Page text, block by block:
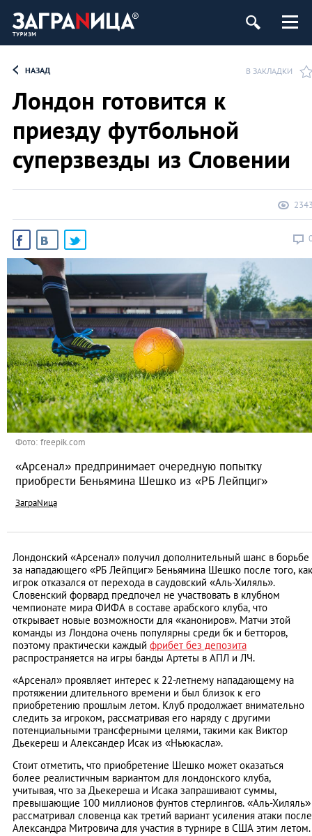
НАЗАД В ЗАКЛАДКИ
Лондон готовится к
приезду футбольной
суперзвезды из Словении
Фото: freepik.com
«Арсенал» предпринимает очередную попытку
приобрести Беньямина Шешко из «РБ Лейпциг»
ЗаграNица
Лондонский «Арсенал» получил дополнительный шанс в борьбе
за нападающего «РБ Лейпциг» Беньямина Шешко после того, как
игрок отказался от перехода в саудовский «Аль-Хиляль».
Словенский форвард предпочел не участвовать в клубном
чемпионате мира ФИФА в составе арабского клуба, что
открывает новые возможности для «канониров». Матчи этой
команды из Лондона очень популярны среди бк и бетторов,
поэтому практически каждый фрибет без депозита
распространяется на игры банды Артеты в АПЛ и ЛЧ.
«Арсенал» проявляет интерес к 22-летнему нападающему на
протяжении длительного времени и был близок к его
приобретению прошлым летом. Клуб продолжает внимательно
следить за игроком, рассматривая его наряду с другими
потенциальными трансферными целями, такими как Виктор
Дьекереш и Александер Исак из «Ньюкасла».
Стоит отметить, что приобретение Шешко может оказаться
более реалистичным вариантом для лондонского клуба,
учитывая, что за Дьекереша и Исака запрашивают суммы,
превышающие 100 миллионов фунтов стерлингов. «Аль-Хиляль»
рассматривал словенца как третий вариант усиления атаки после
Александра Митровича для участия в турнире в США этим летом.